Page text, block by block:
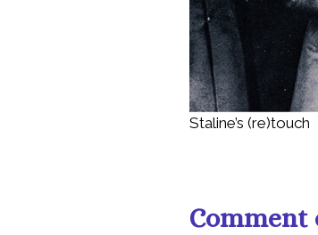
Staline’s (re)touch
Comment